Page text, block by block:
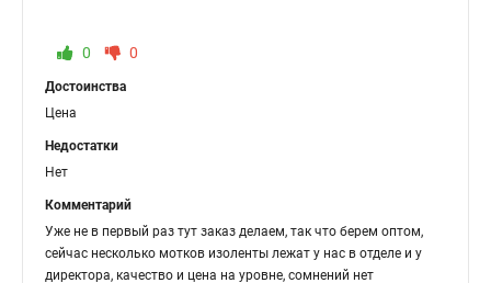
0 0
Достоинства
Цена
Недостатки
Нет
Комментарий
Уже не в первый раз тут заказ делаем, так что берем оптом,
сейчас несколько мотков изоленты лежат у нас в отделе и у
директора, качество и цена на уровне, сомнений нет